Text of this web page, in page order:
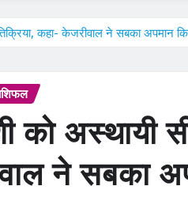
कहा- केजरीवाल ने सबका अपमान
को अस्थायी
ने सबका